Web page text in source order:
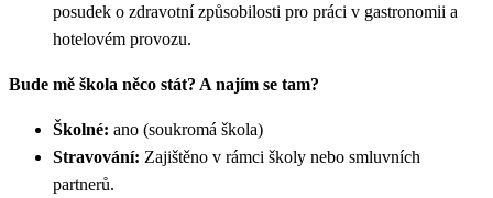
posudek o zdravotní způsobilosti pro práci v gastronomii a
hotelovém provozu.
Bude mě škola něco stát? A najím se tam?
Školné: ano (soukromá škola)
Stravování: Zajištěno v rámci školy nebo smluvních
partnerů.